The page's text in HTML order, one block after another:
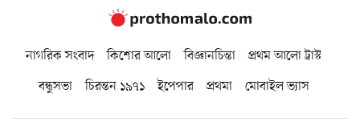
নাগরিক সংবাদ কিশোর আলো বিজ্ঞানচিন্তা
প্রথম আলো ট্রাস্ট
বন্ধুসভা
চিরন্তন ১৯৭১ ইপেপার প্রথমা মোবাইল ভ্যাস